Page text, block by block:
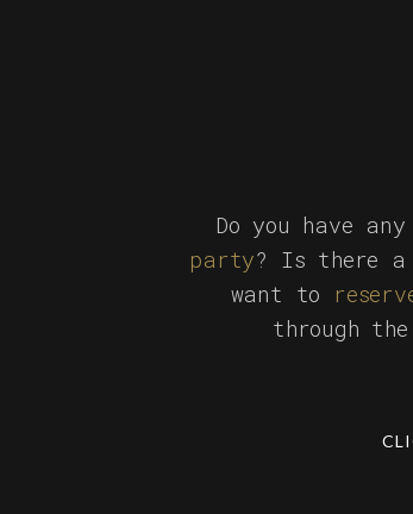
Do you have
party? Is there a
want to
through